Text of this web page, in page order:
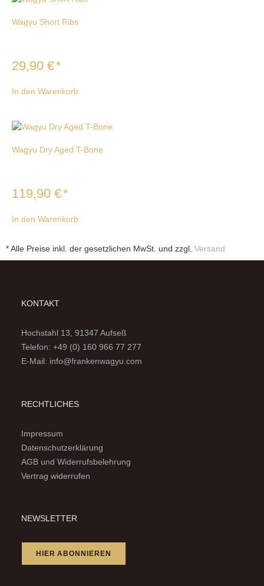
Wagyu Short Ribs
29,90 €*
In den Warenkorb
Wagyu Dry Aged T-Bone
119,90 €*
In den Warenkorb
* Alle Preise inkl. der gesetzlichen MwSt. und zzgl. Versand
KONTAKT
Hochstahl 13, 91347 Aufseß
Telefon: +49 (0) 160 966 77 277
E-Mail: info@frankenwagyu.com
RECHTLICHES
Impressum
Datenschutzerklärung
AGB und Widerrufsbelehrung
Vertrag widerrufen
NEWSLETTER
HIER ABONNIEREN